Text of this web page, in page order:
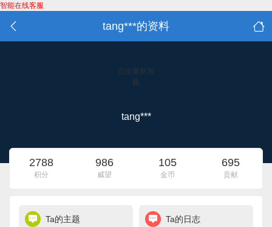
智能在线客服
tang***的资料
点击重新加
载
tang***
2788
积分
986
威望
105
金币
695
贡献
Ta的主题 Ta的日志